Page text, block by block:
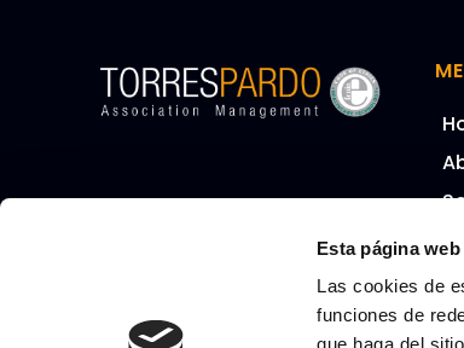
Esta página
Las cookies de
funciones de